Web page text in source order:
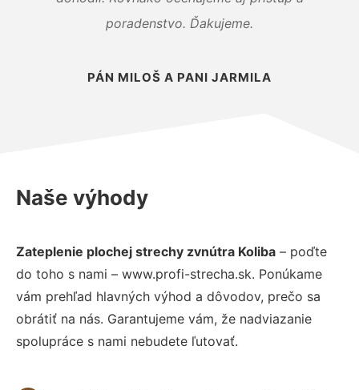
poradenstvo. Ďakujeme.
PÁN MILOŠ A PANI JARMILA
Naše výhody
Zateplenie plochej strechy zvnútra Koliba – poďte
do toho s nami – www.profi-strecha.sk. Ponúkame
vám prehľad hlavných výhod a dôvodov, prečo sa
obrátiť na nás. Garantujeme vám, že nadviazanie
spolupráce s nami nebudete ľutovať.